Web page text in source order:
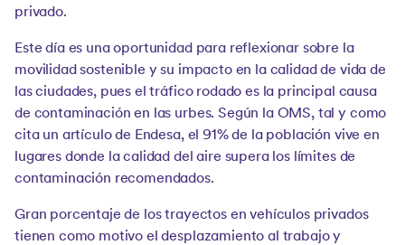
privado.
Este día es una oportunidad para reflexionar sobre la
movilidad sostenible y su impacto en la calidad de vida de
las ciudades, pues el tráfico rodado es la principal causa
de contaminación en las urbes. Según la OMS, tal y como
cita un artículo de Endesa, el 91% de la población vive en
lugares donde la calidad del aire supera los límites de
contaminación recomendados.
Gran porcentaje de los trayectos en vehículos privados
tienen como motivo el desplazamiento al trabajo y